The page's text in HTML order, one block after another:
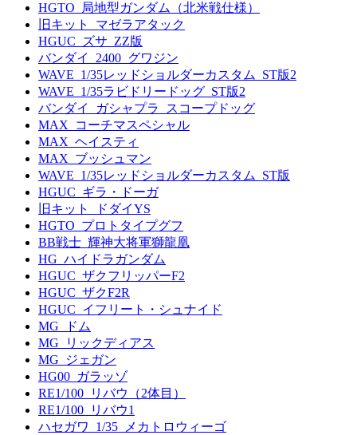
HGTO_局地型ガンダム（北米戦仕様）
旧キット_マゼラアタック
HGUC_ズサ_ZZ版
バンダイ_2400_グワジン
WAVE_1/35レッドショルダーカスタム_ST版2
WAVE_1/35ラビドリードッグ_ST版2
バンダイ_ガシャプラ_スコープドッグ
MAX_コーチマスペシャル
MAX_ヘイスティ
MAX_ブッシュマン
WAVE_1/35レッドショルダーカスタム_ST版
HGUC_ギラ・ドーガ
旧キット_ドダイYS
HGTO_プロトタイプグフ
BB戦士_輝神大将軍獅龍凰
HG_ハイドラガンダム
HGUC_ザクフリッパーF2
HGUC_ザクF2R
HGUC_イフリート・シュナイド
MG_ドム
MG_リックディアス
MG_ジェガン
HG00_ガラッゾ
RE1/100_リバウ（2体目）
RE1/100_リバウ1
ハセガワ_1/35_メカトロウィーゴ